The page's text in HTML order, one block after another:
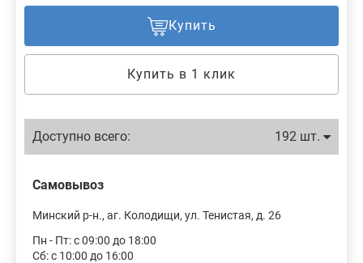
Купить
Купить в 1 клик
Доступно всего: 192 шт.
Самовывоз
Минский р-н., аг. Колодищи, ул. Тенистая, д. 26
Пн - Пт: с 09:00 до 18:00
Сб: с 10:00 до 16:00